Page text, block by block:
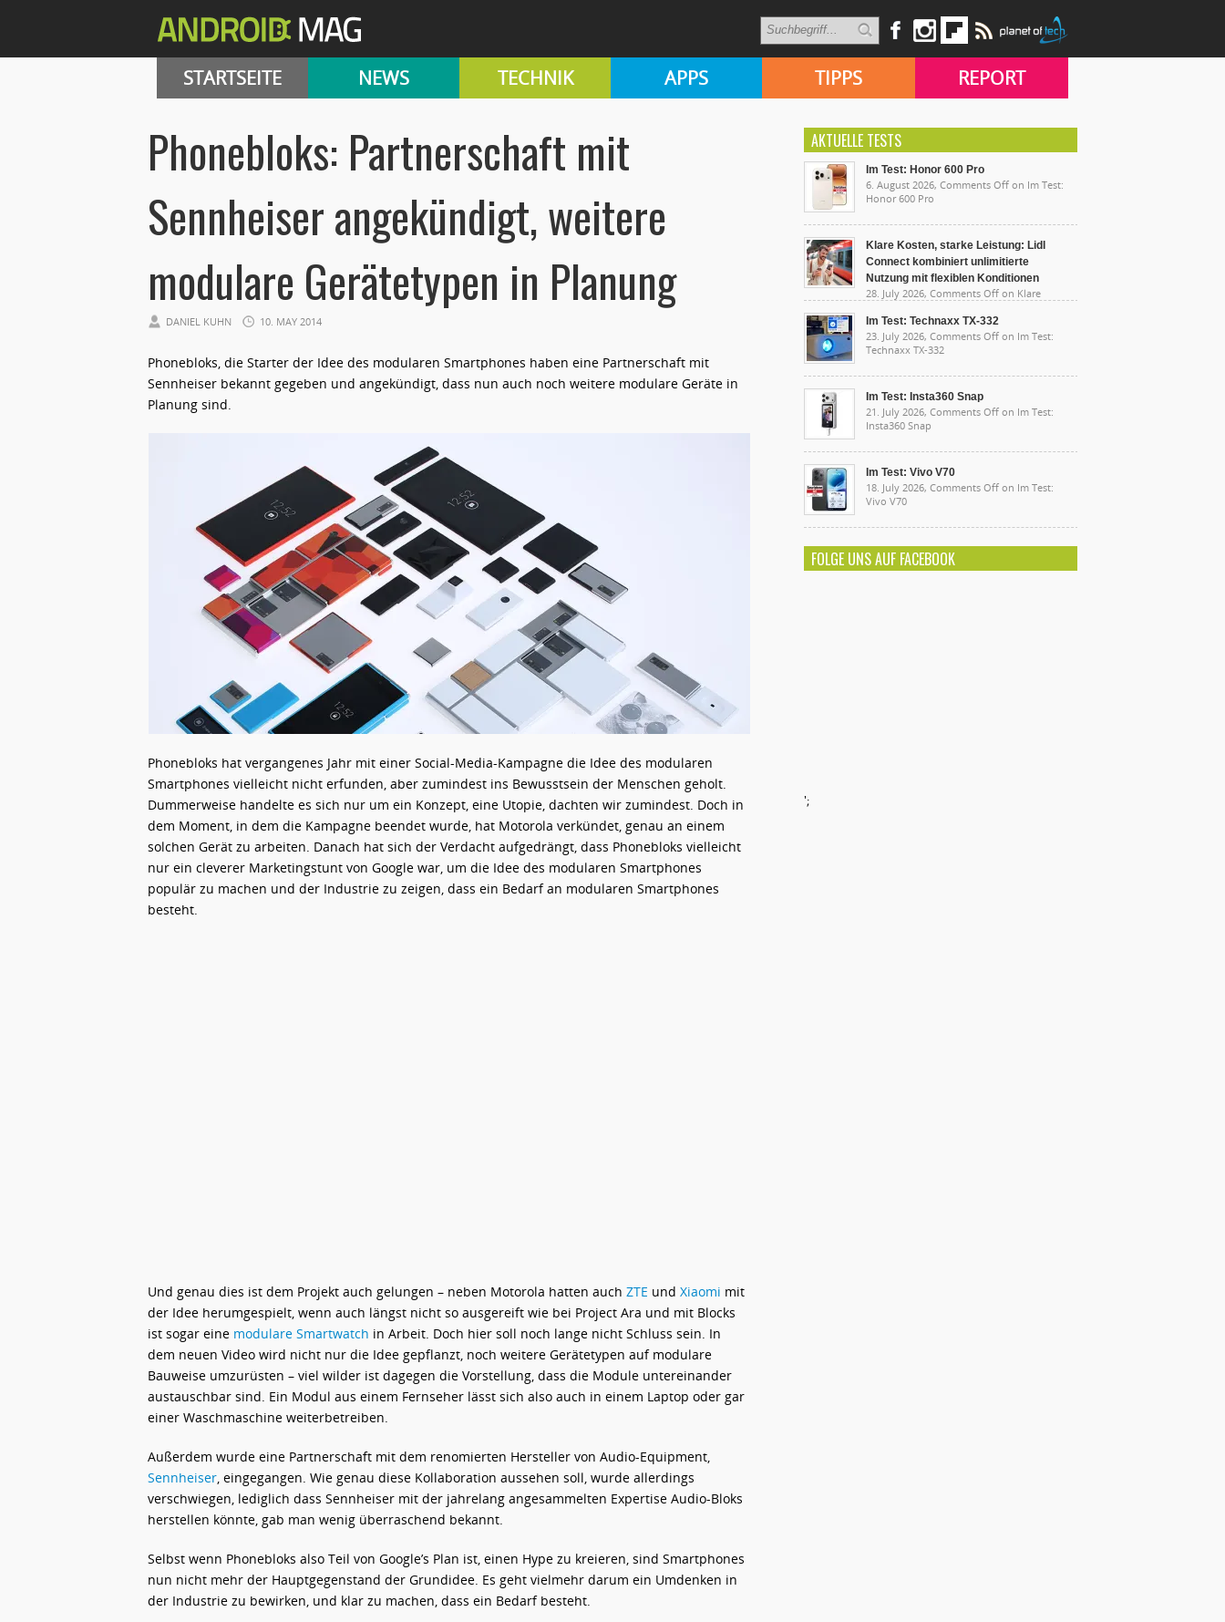
STARTSEITE NEWS TECHNIK APPS TIPPS REPORT
Phonebloks: Partnerschaft mit
Sennheiser angekündigt, weitere
modulare Gerätetypen in Planung
DANIEL KUHN 10. MAY 2014
Phonebloks, die Starter der Idee des modularen Smartphones haben eine Partnerschaft mit
Sennheiser bekannt gegeben und angekündigt, dass nun auch noch weitere modulare Geräte in
Planung sind.
Phonebloks hat vergangenes Jahr mit einer Social-Media-Kampagne die Idee des modularen
Smartphones vielleicht nicht erfunden, aber zumindest ins Bewusstsein der Menschen geholt.
Dummerweise handelte es sich nur um ein Konzept, eine Utopie, dachten wir zumindest. Doch in
dem Moment, in dem die Kampagne beendet wurde, hat Motorola verkündet, genau an einem
solchen Gerät zu arbeiten. Danach hat sich der Verdacht aufgedrängt, dass Phonebloks vielleicht
nur ein cleverer Marketingstunt von Google war, um die Idee des modularen Smartphones
populär zu machen und der Industrie zu zeigen, dass ein Bedarf an modularen Smartphones
besteht.
Und genau dies ist dem Projekt auch gelungen – neben Motorola hatten auch ZTE und Xiaomi mit
der Idee herumgespielt, wenn auch längst nicht so ausgereift wie bei Project Ara und mit Blocks
ist sogar eine modulare Smartwatch in Arbeit. Doch hier soll noch lange nicht Schluss sein. In
dem neuen Video wird nicht nur die Idee gepflanzt, noch weitere Gerätetypen auf modulare
Bauweise umzurüsten – viel wilder ist dagegen die Vorstellung, dass die Module untereinander
austauschbar sind. Ein Modul aus einem Fernseher lässt sich also auch in einem Laptop oder gar
einer Waschmaschine weiterbetreiben.
Außerdem wurde eine Partnerschaft mit dem renomierten Hersteller von Audio-Equipment,
Sennheiser, eingegangen. Wie genau diese Kollaboration aussehen soll, wurde allerdings
verschwiegen, lediglich dass Sennheiser mit der jahrelang angesammelten Expertise Audio-Bloks
herstellen könnte, gab man wenig überraschend bekannt.
Selbst wenn Phonebloks also Teil von Google’s Plan ist, einen Hype zu kreieren, sind Smartphones
nun nicht mehr der Hauptgegenstand der Grundidee. Es geht vielmehr darum ein Umdenken in
der Industrie zu bewirken, und klar zu machen, dass ein Bedarf besteht.
AKTUELLE TESTS
Im Test: Honor 600 Pro
6. August 2026, Comments Off on Im Test:
Honor 600 Pro
Klare Kosten, starke Leistung: Lidl
Connect kombiniert unlimitierte
Nutzung mit flexiblen Konditionen
28. July 2026, Comments Off on Klare
unlimitierte Nutzung mit flexiblen Konditionen
Im Test: Technaxx TX-332
23. July 2026, Comments Off on Im Test:
Technaxx TX-332
Im Test: Insta360 Snap
21. July 2026, Comments Off on Im Test:
Insta360 Snap
Im Test: Vivo V70
18. July 2026, Comments Off on Im Test:
Vivo V70
FOLGE UNS AUF FACEBOOK
';